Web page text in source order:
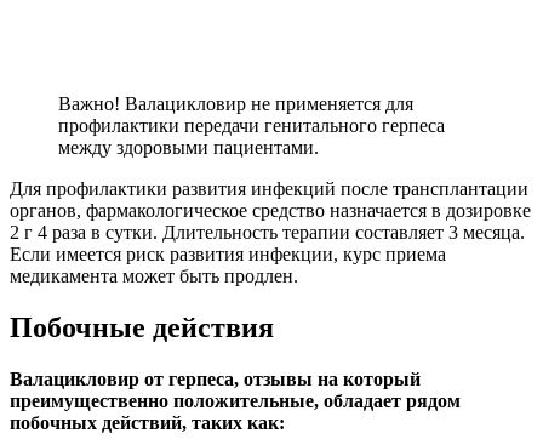
Важно! Валацикловир не применяется для
профилактики передачи генитального герпеса
между здоровыми пациентами.
Для профилактики развития инфекций после трансплантации
органов, фармакологическое средство назначается в дозировке
2 г 4 раза в сутки. Длительность терапии составляет 3 месяца.
Если имеется риск развития инфекции, курс приема
медикамента может быть продлен.
Побочные действия
Валацикловир от герпеса, отзывы на который
преимущественно положительные, обладает рядом
побочных действий, таких как: